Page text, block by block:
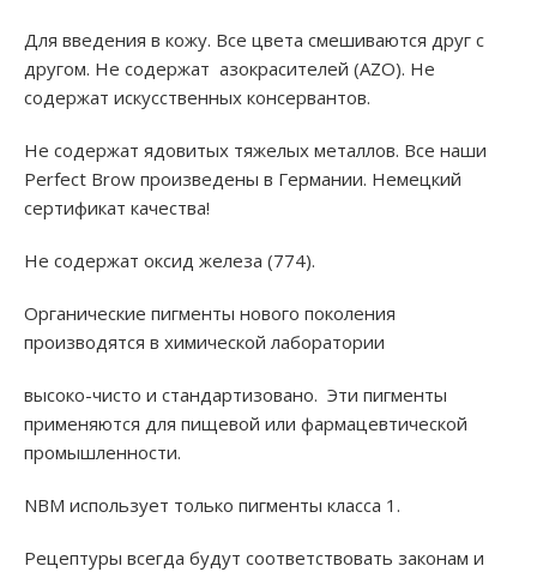
Для введения в кожу. Все цвета смешиваются друг с
другом. Не содержат азокрасителей (AZO). Не
содержат искусственных консервантов.
Не содержат ядовитых тяжелых металлов. Все наши
Perfect Brow произведены в Германии. Немецкий
сертификат качества!
Не содержат оксид железа (774).
Органические пигменты нового поколения
производятся в химической лаборатории
высоко-чисто и стандартизовано. Эти пигменты
применяются для пищевой или фармацевтической
промышленности.
NBM использует только пигменты класса 1.
Рецептуры всегда будут соответствовать законам и